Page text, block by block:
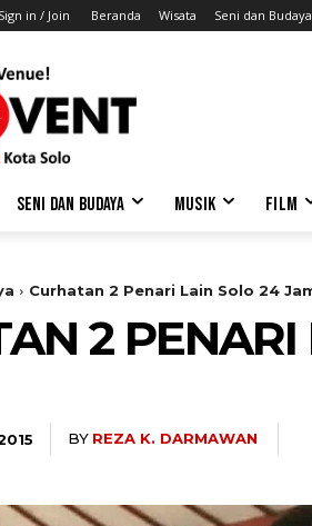
Sign in / Join Beranda Wisata Seni dan Budaya
SENI DAN BUDAYA MUSIK FILM
Curhatan 2 Penari Lain Solo 24
2
BY REZA K. DARMAWAN